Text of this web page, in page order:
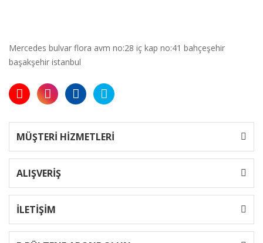
Mercedes bulvar flora avm no:28 iç kap no:41 bahçeşehir
başakşehir istanbul
MÜŞTERİ HİZMETLERİ
ALIŞVERİŞ
İLETİŞİM